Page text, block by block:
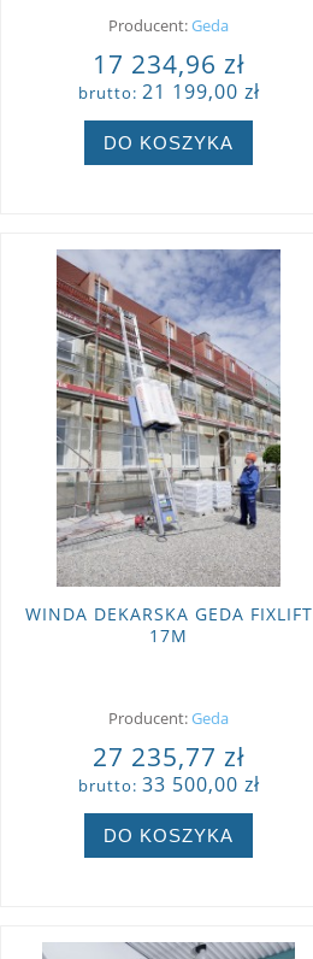
Producent:Geda
17 234,96 zł
brutto: 21 199,00 zł
DO KOSZYKA
WINDA DEKARSKA GEDA FIXLIFT
17M
Producent:Geda
27 235,77 zł
brutto: 33 500,00 zł
DO KOSZYKA